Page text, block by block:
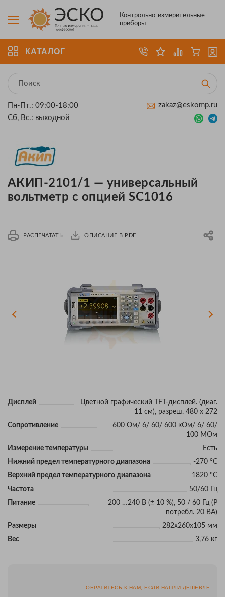
Контрольно-измерительные
приборы
КАТАЛОГ
Пн-Пт.: 09:00-18:00
Сб, Вс.: выходной
zakaz@eskomp.ru
АКИП-2101/1 — универсальный
вольтметр с опцией SC1016
РАСПЕЧАТАТЬ ОПИСАНИЕ В PDF
Дисплей
Цветной графический TFT-дисплей. (диаг.
11 см), разреш. 480 х 272
Сопротивление
600 Ом/ 6/ 60/ 600 кОм/ 6/ 60/
100 МОм
Измерение температуры
Есть
Нижний предел температурного диапазона
-270 °C
Верхний предел температурного диапазона
1820 °C
Частота
50/60 Гц
Питание
200 …240 В (± 10 %), 50 / 60 Гц (P
потребл. 20 ВА)
Размеры
282х260х105 мм
Вес
3,76 кг
ОБРАТИТЕСЬ К НАМ, ЕСЛИ НАШЛИ ДЕШЕВЛЕ